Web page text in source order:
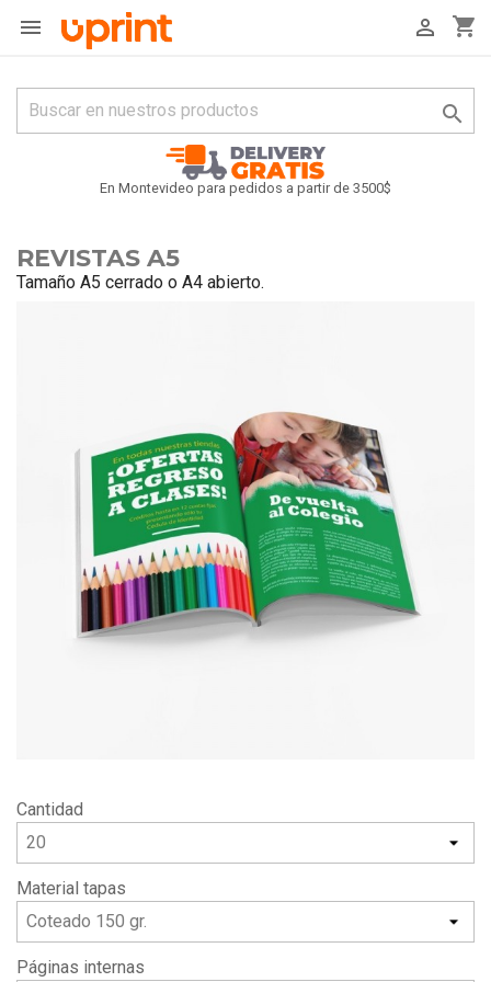
 shopping_cart


En Montevideo para pedidos a partir de 3500$
REVISTAS A5
Tamaño A5 cerrado o A4 abierto.
Cantidad
Material tapas
Páginas internas